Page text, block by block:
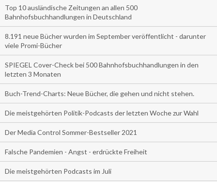
Top 10 ausländische Zeitungen an allen 500
Bahnhofsbuchhandlungen in Deutschland
8.191 neue Bücher wurden im September veröffentlicht - darunter
viele Promi-Bücher
SPIEGEL Cover-Check bei 500 Bahnhofsbuchhandlungen in den
letzten 3 Monaten
Buch-Trend-Charts: Neue Bücher, die gehen und nicht stehen.
Die meistgehörten Politik-Podcasts der letzten Woche zur Wahl
Der Media Control Sommer-Bestseller 2021
Falsche Pandemien - Angst - erdrückte Freiheit
Die meistgehörten Podcasts im Juli